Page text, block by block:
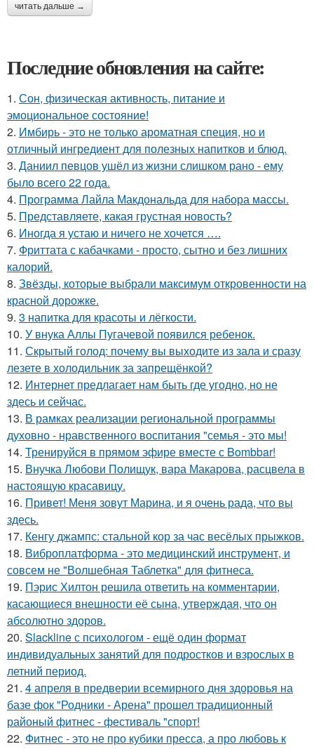
читать дальше →
Последние обновления на сайте:
1. Сон, физическая активность, питание и
эмоциональное состояние!
2. Имбирь - это не только ароматная специя, но и
отличный ингредиент для полезных напитков и блюд.
3. Даниил певцов ушёл из жизни слишком рано - ему
было всего 22 года.
4. Программа Лайла Макдональда для набора массы.
5. Представляете, какая грустная новость?
6. Иногда я устаю и ничего не хочется ….
7. Фриттата с кабачками - просто, сытно и без лишних
калорий.
8. Звёзды, которые выбрали максимум откровенности на
красной дорожке.
9. 3 напитка для красоты и лёгкости.
10. У внука Аллы Пугачевой появился ребенок.
11. Скрытый голод: почему вы выходите из зала и сразу
лезете в холодильник за запрещёнкой?
12. Интернет предлагает нам быть где угодно, но не
здесь и сейчас.
13. В рамках реализации региональной программы
духовно - нравственного воспитания "семья - это мы!
14. Тренируйся в прямом эфире вместе с Bombbar!
15. Внучка Любови Полищук, вара Макарова, расцвела в
настоящую красавицу.
16. Привет! Меня зовут Марина, и я очень рада, что вы
здесь.
17. Кенгу джампс: стальной кор за час весёлых прыжков.
18. Виброплатформа - это медицинский инструмент, и
совсем не "Волшебная Таблетка" для фитнеса.
19. Пэрис Хилтон решила ответить на комментарии,
касающиеся внешности её сына, утверждая, что он
абсолютно здоров.
20. Slackline с психологом - ещё один формат
индивидуальных занятий для подростков и взрослых в
летний период.
21. 4 апреля в предверии всемирного дня здоровья на
базе фок "Родники - Арена" прошел традиционный
районый фитнес - фестиваль "спорт!
22. Фитнес - это не про кубики пресса, а про любовь к